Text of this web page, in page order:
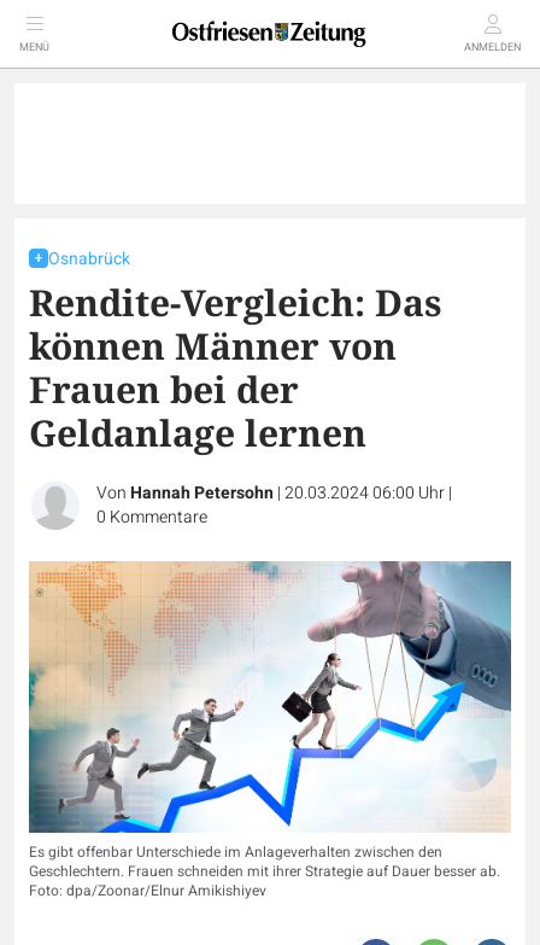
MENÜ ANMELDEN
Osnabrück
Rendite-Vergleich: Das
können Männer von
Frauen bei der
Geldanlage lernen
VonHannah Petersohn|20.03.2024 06:00 Uhr|
0 Kommentare
Es gibt offenbar Unterschiede im Anlageverhalten zwischen den
Geschlechtern. Frauen schneiden mit ihrer Strategie auf Dauer besser ab.
Foto: dpa/Zoonar/Elnur Amikishiyev